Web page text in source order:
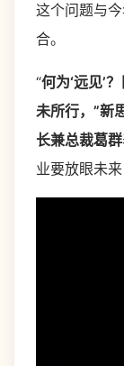
这个问题与
合。
“何为‘远见’
未所行，”新
长兼总裁葛群
业要放眼未